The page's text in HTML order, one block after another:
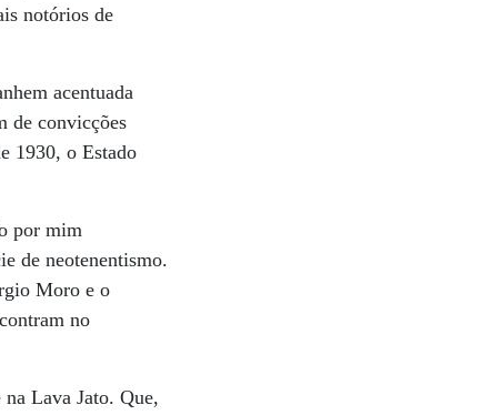
notórios de
acentuada
de convicções
1930, o Estado
por mim
de neotenentismo.
Moro e o
no
Lava Jato. Que,